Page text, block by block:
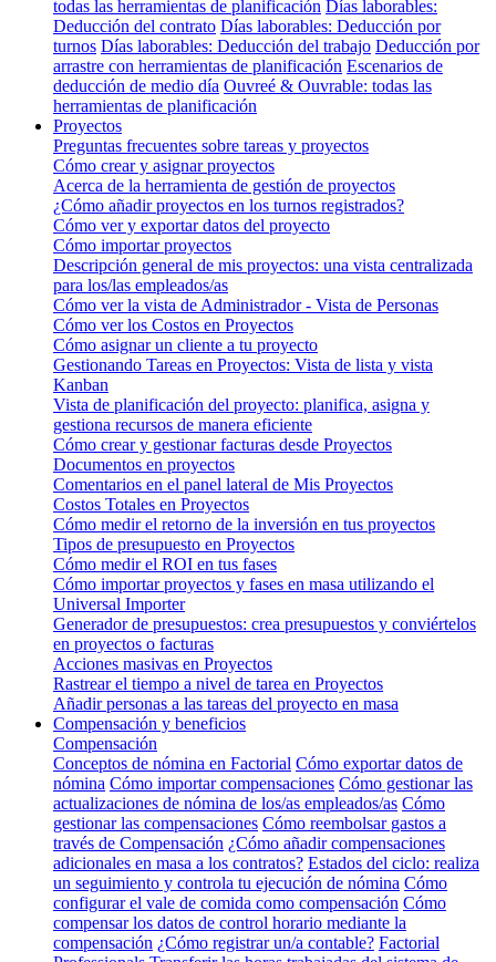
todas las herramientas de planificación Días laborables:
Deducción del contrato Días laborables: Deducción por
turnos Días laborables: Deducción del trabajo Deducción por
arrastre con herramientas de planificación Escenarios de
deducción de medio día Ouvreé & Ouvrable: todas las
herramientas de planificación
Proyectos
Preguntas frecuentes sobre tareas y proyectos
Cómo crear y asignar proyectos
Acerca de la herramienta de gestión de proyectos
¿Cómo añadir proyectos en los turnos registrados?
Cómo ver y exportar datos del proyecto
Cómo importar proyectos
Descripción general de mis proyectos: una vista centralizada
para los/las empleados/as
Cómo ver la vista de Administrador - Vista de Personas
Cómo ver los Costos en Proyectos
Cómo asignar un cliente a tu proyecto
Gestionando Tareas en Proyectos: Vista de lista y vista
Kanban
Vista de planificación del proyecto: planifica, asigna y
gestiona recursos de manera eficiente
Cómo crear y gestionar facturas desde Proyectos
Documentos en proyectos
Comentarios en el panel lateral de Mis Proyectos
Costos Totales en Proyectos
Cómo medir el retorno de la inversión en tus proyectos
Tipos de presupuesto en Proyectos
Cómo medir el ROI en tus fases
Cómo importar proyectos y fases en masa utilizando el
Universal Importer
Generador de presupuestos: crea presupuestos y conviértelos
en proyectos o facturas
Acciones masivas en Proyectos
Rastrear el tiempo a nivel de tarea en Proyectos
Añadir personas a las tareas del proyecto en masa
Compensación y beneficios
Compensación
Conceptos de nómina en Factorial Cómo exportar datos de
nómina Cómo importar compensaciones Cómo gestionar las
actualizaciones de nómina de los/as empleados/as Cómo
gestionar las compensaciones Cómo reembolsar gastos a
través de Compensación ¿Cómo añadir compensaciones
adicionales en masa a los contratos? Estados del ciclo: realiza
un seguimiento y controla tu ejecución de nómina Cómo
configurar el vale de comida como compensación Cómo
compensar los datos de control horario mediante la
compensación ¿Cómo registrar un/a contable? Factorial